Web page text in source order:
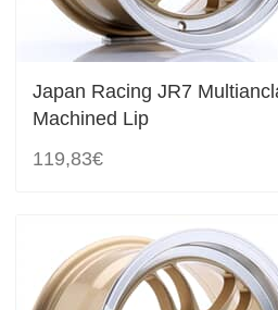
Japan Racing JR7
Machined Lip
119,83€